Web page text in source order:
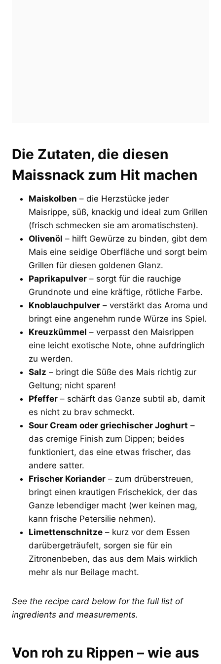
Die Zutaten, die diesen
Maissnack zum Hit machen
Maiskolben – die Herzstücke jeder
Maisrippe, süß, knackig und ideal zum Grillen
(frisch schmecken sie am aromatischsten).
Olivenöl – hilft Gewürze zu binden, gibt dem
Mais eine seidige Oberfläche und sorgt beim
Grillen für diesen goldenen Glanz.
Paprikapulver – sorgt für die rauchige
Grundnote und eine kräftige, rötliche Farbe.
Knoblauchpulver – verstärkt das Aroma und
bringt eine angenehm runde Würze ins Spiel.
Kreuzkümmel – verpasst den Maisrippen
eine leicht exotische Note, ohne aufdringlich
zu werden.
Salz – bringt die Süße des Mais richtig zur
Geltung; nicht sparen!
Pfeffer – schärft das Ganze subtil ab, damit
es nicht zu brav schmeckt.
Sour Cream oder griechischer Joghurt –
das cremige Finish zum Dippen; beides
funktioniert, das eine etwas frischer, das
andere satter.
Frischer Koriander – zum drüberstreuen,
bringt einen krautigen Frischekick, der das
Ganze lebendiger macht (wer keinen mag,
kann frische Petersilie nehmen).
Limettenschnitze – kurz vor dem Essen
darübergeträufelt, sorgen sie für ein
Zitronenbeben, das aus dem Mais wirklich
mehr als nur Beilage macht.
See the recipe card below for the full list of
ingredients and measurements.
Von roh zu Rippen – wie aus